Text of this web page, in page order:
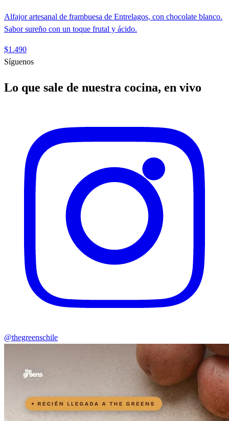
Alfajor artesanal de frambuesa de Entrelagos, con chocolate blanco.
Sabor sureño con un toque frutal y ácido.
$1.490
Síguenos
Lo que sale de nuestra cocina, en vivo
@thegreenschile